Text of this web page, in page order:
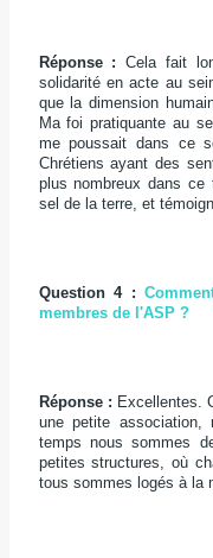
Réponse : Cela fait
solidarité en acte au
que la dimension
Ma foi pratiquante au
me poussait dans ce
Chrétiens ayant des
plus nombreux dans
sel de la terre, et
Question 4 :
membres de l'ASP ?
Réponse : Excellentes.
une petite
temps nous sommes
petites structures, où
tous sommes logés à la